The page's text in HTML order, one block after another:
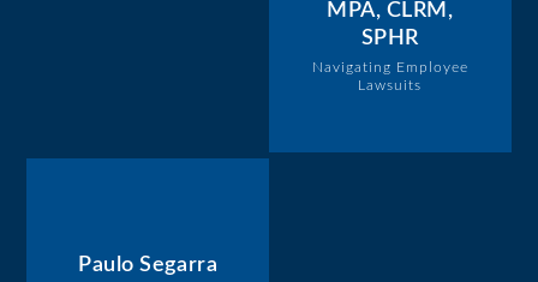
MPA, CLRM,
SPHR
Navigating Employee
Lawsuits
Paulo Segarra